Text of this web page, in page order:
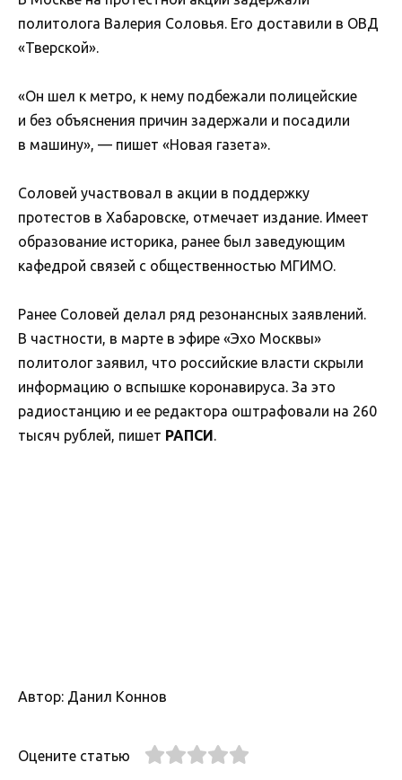
политолога Валерия Соловья. Его доставили в ОВД
«Тверской».
«Он шел к метро, к нему подбежали полицейские
и без объяснения причин задержали и посадили
в машину», — пишет «Новая газета».
Соловей участвовал в акции в поддержку
протестов в Хабаровске, отмечает издание. Имеет
образование историка, ранее был заведующим
кафедрой связей с общественностью МГИМО.
Ранее Соловей делал ряд резонансных заявлений.
В частности, в марте в эфире «Эхо Москвы»
политолог заявил, что российские власти скрыли
информацию о вспышке коронавируса. За это
радиостанцию и ее редактора оштрафовали на 260
тысяч рублей, пишет РАПСИ.
Автор: Данил Коннов
Оцените статью